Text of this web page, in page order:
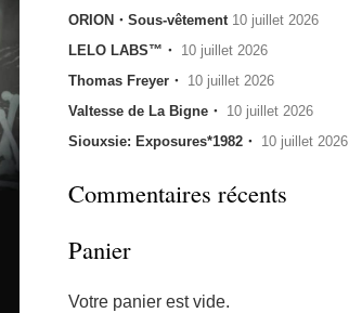
ORION・Sous-vêtement 10 juillet 2026
LELO LABS™・ 10 juillet 2026
Thomas Freyer・ 10 juillet 2026
Valtesse de La Bigne・ 10 juillet 2026
Siouxsie: Exposures*1982・ 10 juillet 2026
Commentaires récents
Panier
Votre panier est vide.